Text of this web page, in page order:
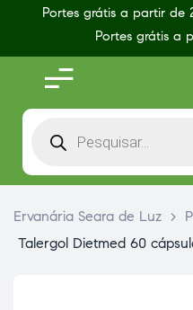
Portes grátis a partir de
Portes grátis a
Ervanária Seara de Luz >
Talergol Dietmed 60